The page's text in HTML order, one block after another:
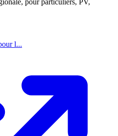
pour particuliers, PV,
l...